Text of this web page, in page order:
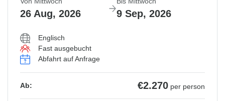
26 Aug, 2026 9 Sep, 2026
Englisch
Fast ausgebucht
Abfahrt auf Anfrage
Ab: €2.270 per person